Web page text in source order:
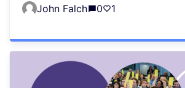
John Falch 0 1